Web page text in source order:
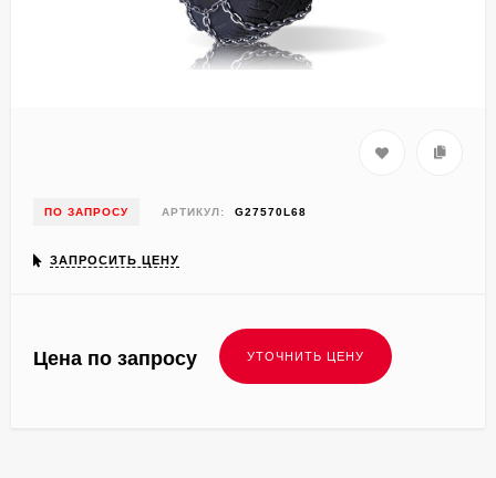
ПО ЗАПРОСУ АРТИКУЛ: G27570L68
ЗАПРОСИТЬ ЦЕНУ
Цена по запросу